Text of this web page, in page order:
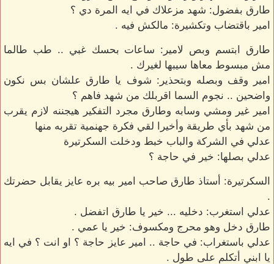
طارق بفضول: شهد مزعلاك في ايه المرة دي ؟
امير باقتضاب وتكشيرة: مالكش فيه .
طارق ابتسم وبص لامير: ساعات بحسك غبي .. طب طالما
مش مبسوط معاها سيبها لغيرك .
امير وقف وبصله وبتحذير: شوف يا طارق علشان بس نكون
واضحين .. نجوم السما اقربلك من شهد فاهم ؟
امير غير ومشي وسابه وطارق مجرد التفكير هيجننه لازم يقرب
من شهد بأي طريقة وأخيرا لقي فكرة جهنمية تقربه منها
عدلي في الشركة والباب خبط ودخلت السكرتيرة
عدلي بصلها: خير في حاجة ؟
السكرتيرة: أستاذ طارق صاحب امير بيه بره عايز يقابل حضرتك
.
عدلي استغرب: دخليه ... خير يا طارق اتفضل .
طارق دخل وهو محرج ومكسوف: خير يا عمي .
عدلي باستغراب: في حاجة .. امير عايز حاجة ؟ او انت ؟ في ايه
يا ابني أتكلم على طول .